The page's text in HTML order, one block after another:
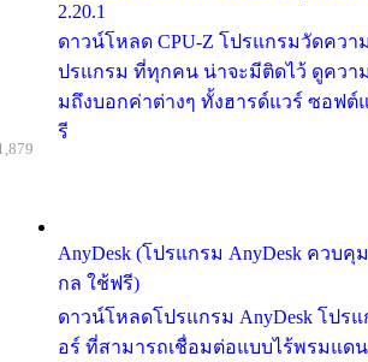
2.20.1
ดาวน์โหลด CPU-Z โปรแกรมวัดควา
ปรแกรม ที่ทุกคน น่าจะมีติดไว้ ดูความ
มถึงบอกค่าต่างๆ ทั้งฮารด์แวร์ ซอฟต์
รี
AnyDesk (โปรแกรม AnyDesk ควบคุ
กล ใช้ฟรี)
ดาวน์โหลดโปรแกรม AnyDesk โปร
อร์ ที่สามารถเชื่อมต่อแบบไร้พรมแด